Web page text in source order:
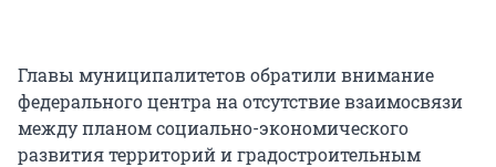
Главы муниципалитетов обратили внимание
федерального центра на отсутствие взаимосвязи
между планом социально-экономического
развития территорий и градостроительным